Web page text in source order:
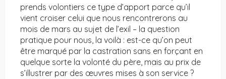
prends volontiers ce type d’apport parce qu’il
vient croiser celui que nous rencontrerons au
mois de mars au sujet de l’exil – la question
pratique pour nous, la voilà : est-ce qu’on peut
être marqué par la castration sans en forçant en
quelque sorte la volonté du père, mais au prix de
s’illustrer par des œuvres mises à son service ?